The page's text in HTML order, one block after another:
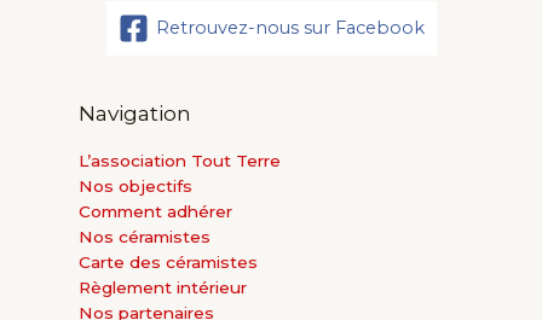
Retrouvez-nous sur Facebook
Navigation
L’association Tout Terre
Nos objectifs
Comment adhérer
Nos céramistes
Carte des céramistes
Règlement intérieur
Nos partenaires